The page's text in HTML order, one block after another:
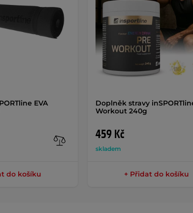
EVA
do košíku
Doplněk stravy
Workout 240g
459 Kč
skladem
+ Přidat do košíku